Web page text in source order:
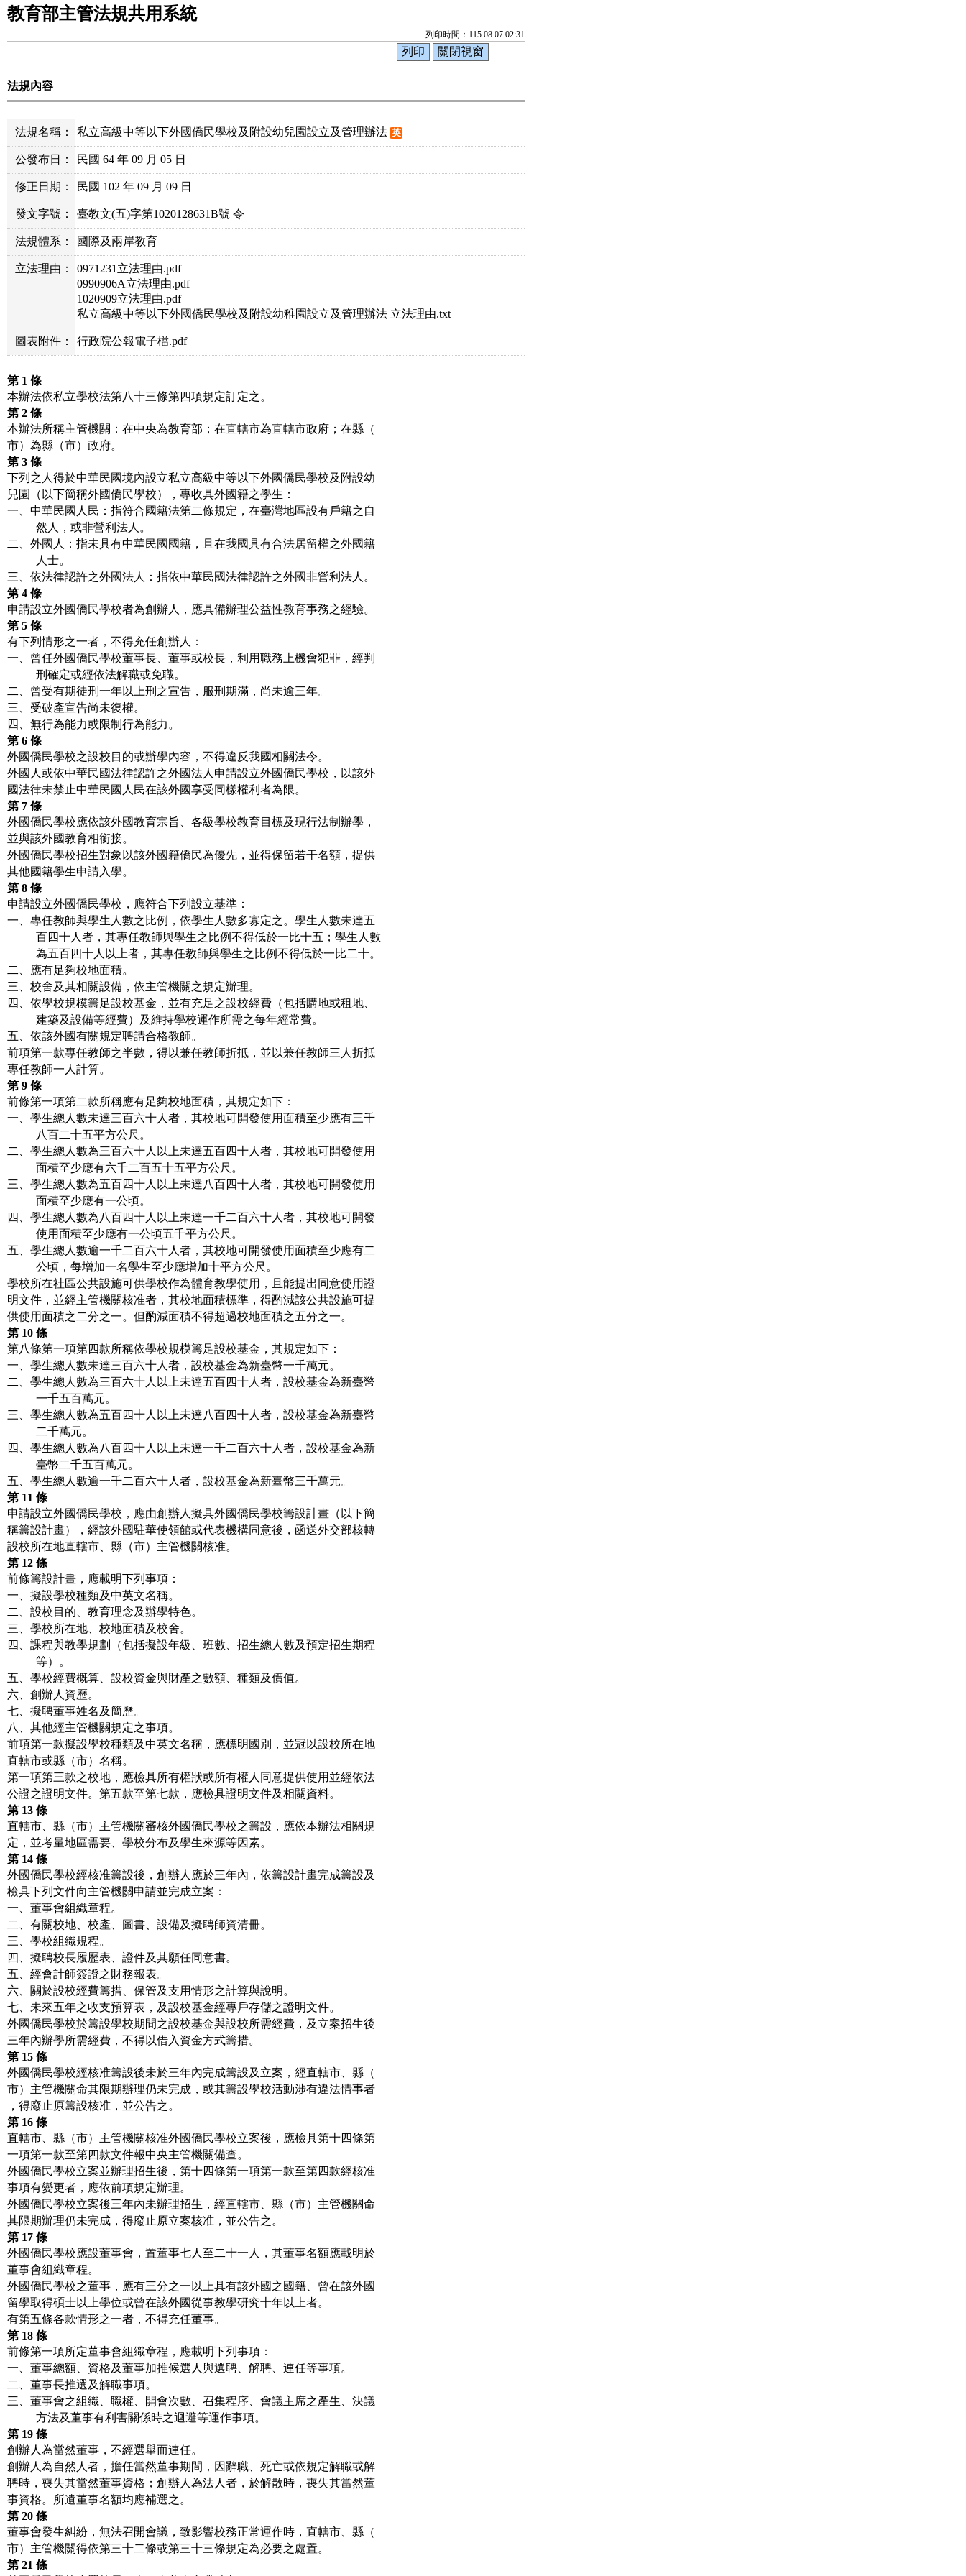
教育部主管法規共用系統
列印時間：115.08.07 02:31
法規內容
法規名稱： 私立高級中等以下外國僑民學校及附設幼兒園設立及管理辦法 英
公發布日： 民國 64 年 09 月 05 日
修正日期： 民國 102 年 09 月 09 日
發文字號： 臺教文(五)字第1020128631B號 令
法規體系： 國際及兩岸教育
立法理由：
0971231立法理由.pdf
0990906A立法理由.pdf
1020909立法理由.pdf
私立高級中等以下外國僑民學校及附設幼稚園設立及管理辦法 立法理由.txt
圖表附件： 行政院公報電子檔.pdf
第 1 條
本辦法依私立學校法第八十三條第四項規定訂定之。
第 2 條
本辦法所稱主管機關：在中央為教育部；在直轄市為直轄市政府；在縣（
市）為縣（市）政府。
第 3 條
下列之人得於中華民國境內設立私立高級中等以下外國僑民學校及附設幼
兒園（以下簡稱外國僑民學校），專收具外國籍之學生：
一、中華民國人民：指符合國籍法第二條規定，在臺灣地區設有戶籍之自
然人，或非營利法人。
二、外國人：指未具有中華民國國籍，且在我國具有合法居留權之外國籍
人士。
三、依法律認許之外國法人：指依中華民國法律認許之外國非營利法人。
第 4 條
申請設立外國僑民學校者為創辦人，應具備辦理公益性教育事務之經驗。
第 5 條
有下列情形之一者，不得充任創辦人：
一、曾任外國僑民學校董事長、董事或校長，利用職務上機會犯罪，經判
刑確定或經依法解職或免職。
二、曾受有期徒刑一年以上刑之宣告，服刑期滿，尚未逾三年。
三、受破產宣告尚未復權。
四、無行為能力或限制行為能力。
第 6 條
外國僑民學校之設校目的或辦學內容，不得違反我國相關法令。
外國人或依中華民國法律認許之外國法人申請設立外國僑民學校，以該外
國法律未禁止中華民國人民在該外國享受同樣權利者為限。
第 7 條
外國僑民學校應依該外國教育宗旨、各級學校教育目標及現行法制辦學，
並與該外國教育相銜接。
外國僑民學校招生對象以該外國籍僑民為優先，並得保留若干名額，提供
其他國籍學生申請入學。
第 8 條
申請設立外國僑民學校，應符合下列設立基準：
一、專任教師與學生人數之比例，依學生人數多寡定之。學生人數未達五
百四十人者，其專任教師與學生之比例不得低於一比十五；學生人數
為五百四十人以上者，其專任教師與學生之比例不得低於一比二十。
二、應有足夠校地面積。
三、校舍及其相關設備，依主管機關之規定辦理。
四、依學校規模籌足設校基金，並有充足之設校經費（包括購地或租地、
建築及設備等經費）及維持學校運作所需之每年經常費。
五、依該外國有關規定聘請合格教師。
前項第一款專任教師之半數，得以兼任教師折抵，並以兼任教師三人折抵
專任教師一人計算。
第 9 條
前條第一項第二款所稱應有足夠校地面積，其規定如下：
一、學生總人數未達三百六十人者，其校地可開發使用面積至少應有三千
八百二十五平方公尺。
二、學生總人數為三百六十人以上未達五百四十人者，其校地可開發使用
面積至少應有六千二百五十五平方公尺。
三、學生總人數為五百四十人以上未達八百四十人者，其校地可開發使用
面積至少應有一公頃。
四、學生總人數為八百四十人以上未達一千二百六十人者，其校地可開發
使用面積至少應有一公頃五千平方公尺。
五、學生總人數逾一千二百六十人者，其校地可開發使用面積至少應有二
公頃，每增加一名學生至少應增加十平方公尺。
學校所在社區公共設施可供學校作為體育教學使用，且能提出同意使用證
明文件，並經主管機關核准者，其校地面積標準，得酌減該公共設施可提
供使用面積之二分之一。但酌減面積不得超過校地面積之五分之一。
第 10 條
第八條第一項第四款所稱依學校規模籌足設校基金，其規定如下：
一、學生總人數未達三百六十人者，設校基金為新臺幣一千萬元。
二、學生總人數為三百六十人以上未達五百四十人者，設校基金為新臺幣
一千五百萬元。
三、學生總人數為五百四十人以上未達八百四十人者，設校基金為新臺幣
二千萬元。
四、學生總人數為八百四十人以上未達一千二百六十人者，設校基金為新
臺幣二千五百萬元。
五、學生總人數逾一千二百六十人者，設校基金為新臺幣三千萬元。
第 11 條
申請設立外國僑民學校，應由創辦人擬具外國僑民學校籌設計畫（以下簡
稱籌設計畫），經該外國駐華使領館或代表機構同意後，函送外交部核轉
設校所在地直轄市、縣（市）主管機關核准。
第 12 條
前條籌設計畫，應載明下列事項：
一、擬設學校種類及中英文名稱。
二、設校目的、教育理念及辦學特色。
三、學校所在地、校地面積及校舍。
四、課程與教學規劃（包括擬設年級、班數、招生總人數及預定招生期程
等）。
五、學校經費概算、設校資金與財產之數額、種類及價值。
六、創辦人資歷。
七、擬聘董事姓名及簡歷。
八、其他經主管機關規定之事項。
前項第一款擬設學校種類及中英文名稱，應標明國別，並冠以設校所在地
直轄市或縣（市）名稱。
第一項第三款之校地，應檢具所有權狀或所有權人同意提供使用並經依法
公證之證明文件。第五款至第七款，應檢具證明文件及相關資料。
第 13 條
直轄市、縣（市）主管機關審核外國僑民學校之籌設，應依本辦法相關規
定，並考量地區需要、學校分布及學生來源等因素。
第 14 條
外國僑民學校經核准籌設後，創辦人應於三年內，依籌設計畫完成籌設及
檢具下列文件向主管機關申請並完成立案：
一、董事會組織章程。
二、有關校地、校產、圖書、設備及擬聘師資清冊。
三、學校組織規程。
四、擬聘校長履歷表、證件及其願任同意書。
五、經會計師簽證之財務報表。
六、關於設校經費籌措、保管及支用情形之計算與說明。
七、未來五年之收支預算表，及設校基金經專戶存儲之證明文件。
外國僑民學校於籌設學校期間之設校基金與設校所需經費，及立案招生後
三年內辦學所需經費，不得以借入資金方式籌措。
第 15 條
外國僑民學校經核准籌設後未於三年內完成籌設及立案，經直轄市、縣（
市）主管機關命其限期辦理仍未完成，或其籌設學校活動涉有違法情事者
，得廢止原籌設核准，並公告之。
第 16 條
直轄市、縣（市）主管機關核准外國僑民學校立案後，應檢具第十四條第
一項第一款至第四款文件報中央主管機關備查。
外國僑民學校立案並辦理招生後，第十四條第一項第一款至第四款經核准
事項有變更者，應依前項規定辦理。
外國僑民學校立案後三年內未辦理招生，經直轄市、縣（市）主管機關命
其限期辦理仍未完成，得廢止原立案核准，並公告之。
第 17 條
外國僑民學校應設董事會，置董事七人至二十一人，其董事名額應載明於
董事會組織章程。
外國僑民學校之董事，應有三分之一以上具有該外國之國籍、曾在該外國
留學取得碩士以上學位或曾在該外國從事教學研究十年以上者。
有第五條各款情形之一者，不得充任董事。
第 18 條
前條第一項所定董事會組織章程，應載明下列事項：
一、董事總額、資格及董事加推候選人與選聘、解聘、連任等事項。
二、董事長推選及解職事項。
三、董事會之組織、職權、開會次數、召集程序、會議主席之產生、決議
方法及董事有利害關係時之迴避等運作事項。
第 19 條
創辦人為當然董事，不經選舉而連任。
創辦人為自然人者，擔任當然董事期間，因辭職、死亡或依規定解職或解
聘時，喪失其當然董事資格；創辦人為法人者，於解散時，喪失其當然董
事資格。所遺董事名額均應補選之。
第 20 條
董事會發生糾紛，無法召開會議，致影響校務正常運作時，直轄市、縣（
市）主管機關得依第三十二條或第三十三條規定為必要之處置。
第 21 條